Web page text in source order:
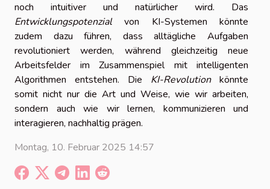
noch intuitiver und natürlicher wird. Das
Entwicklungspotenzialvon KI-Systemen könnte
zudem dazu führen, dass alltägliche Aufgaben
revolutioniert werden, während gleichzeitig neue
Arbeitsfelder im Zusammenspiel mit intelligenten
Algorithmen entstehen. Die KI-Revolutionkönnte
somit nicht nur die Art und Weise, wie wir arbeiten,
sondern auch wie wir lernen, kommunizieren und
interagieren, nachhaltig prägen.
Montag, 10. Februar 2025 14:57